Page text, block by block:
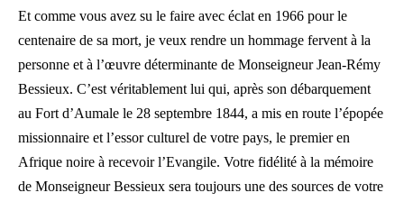
Et comme vous avez su le faire avec éclat en 1966 pour le
centenaire de sa mort, je veux rendre un hommage fervent à la
personne et à l’œuvre déterminante de Monseigneur Jean-Rémy
Bessieux. C’est véritablement lui qui, après son débarquement
au Fort d’Aumale le 28 septembre 1844, a mis en route l’épopée
missionnaire et l’essor culturel de votre pays, le premier en
Afrique noire à recevoir l’Evangile. Votre fidélité à la mémoire
de Monseigneur Bessieux sera toujours une des sources de votre